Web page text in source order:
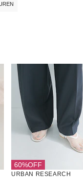
60%OFF
URBAN RESEARCH